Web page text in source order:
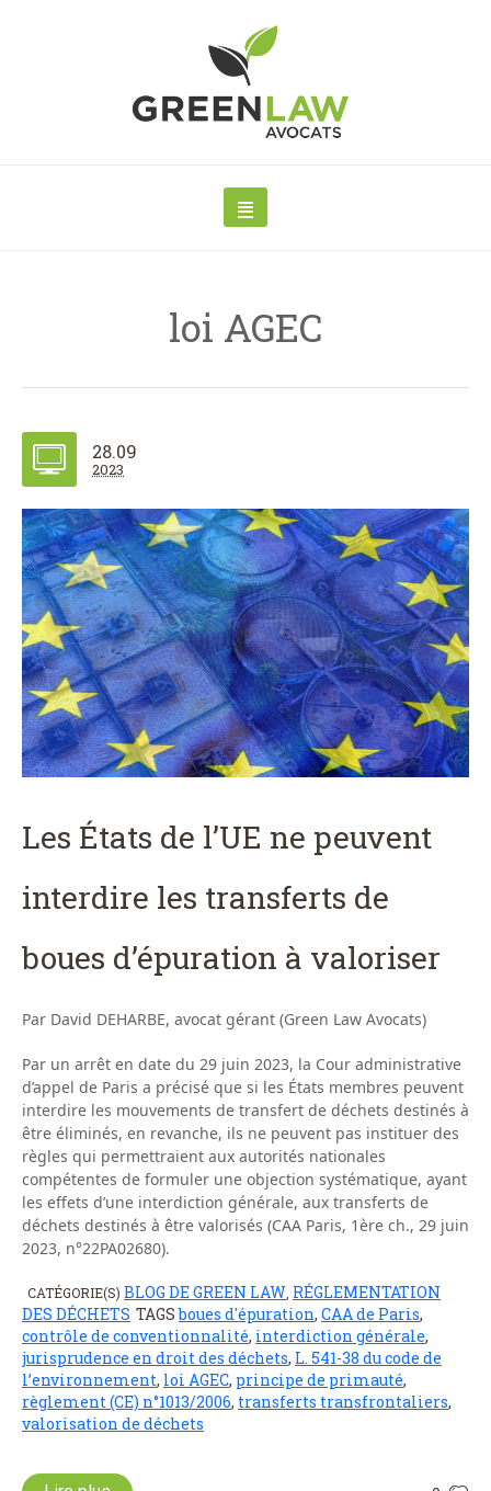
loi AGEC
28.09
2023
Les États de l’UE ne peuvent
interdire les transferts de
boues d’épuration à valoriser
Par David DEHARBE, avocat gérant (Green Law Avocats)
Par un arrêt en date du 29 juin 2023, la Cour administrative
d’appel de Paris a précisé que si les États membres peuvent
interdire les mouvements de transfert de déchets destinés à
être éliminés, en revanche, ils ne peuvent pas instituer des
règles qui permettraient aux autorités nationales
compétentes de formuler une objection systématique, ayant
les effets d’une interdiction générale, aux transferts de
déchets destinés à être valorisés (CAA Paris, 1ère ch., 29 juin
2023, n°22PA02680).
CATÉGORIE(S) BLOG DE GREEN LAW RÉGLEMENTATION
DES DÉCHETS TAGSboues d'épuration, CAA de Paris,
contrôle de conventionnalité, interdiction générale,
jurisprudence en droit des déchets, L. 541-38 du code de
l’environnement, loi AGEC, principe de primauté,
règlement (CE) n°1013/2006, transferts transfrontaliers,
valorisation de déchets